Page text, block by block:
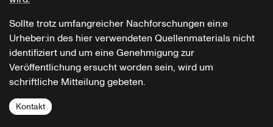
Sollte trotz umfangreicher Nachforschungen ein:e
Urheber:in des hier verwendeten Quellenmaterials nicht
identifiziert und um eine Genehmigung zur
Veröffentlichung ersucht worden sein, wird um
schriftliche Mitteilung gebeten.
Kontakt